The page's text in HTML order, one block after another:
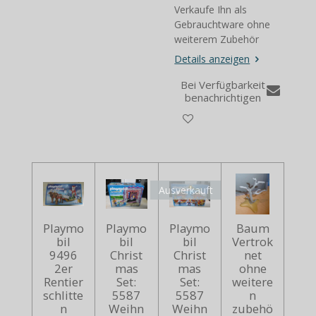
Verkaufe Ihn als
Gebrauchtware ohne
weiterem Zubehör
Details anzeigen
Bei Verfügbarkeit
benachrichtigen
Playmo
bil
9496
2er
Rentier
schlitte
n
Playmo
bil
Christ
mas
Set:
5587
Weihn
Ausverkauft
Playmo
bil
Christ
mas
Set:
5587
Weihn
Baum
Vertrok
net
ohne
weitere
n
zubehö